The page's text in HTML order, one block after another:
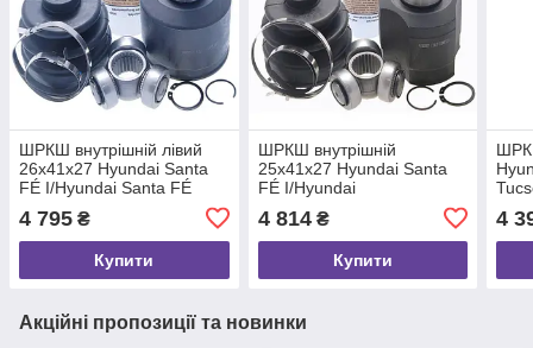
ШРКШ внутрішній лівий
26x41x27 Hyundai Santa
FÉ I/Hyundai Santa FÉ
FEBEST (1211SANFELH)
4 795 ₴
Купити
ШРКШ внутрішній
25x41x27 Hyundai Santa
FÉ I/Hyundai
Trajet/Hyundai Trajet Box
Body, FEBEST
(1211SANFE24)
4 814₴
Купити
4
Акційні пропозиції та новинки